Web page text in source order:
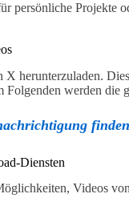
persönliche Projekte
herunterzuladen.
werden die
finden
Diensten
Videos